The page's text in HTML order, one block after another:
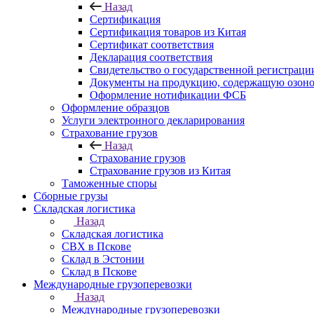
Назад
Сертификация
Сертификация товаров из Китая
Сертификат соответствия
Декларация соответствия
Свидетельство о государственной
Документы на продукцию, содержащую
Оформление нотификации ФСБ
Оформление образцов
Услуги электронного декларирования
Страхование грузов
Назад
Страхование грузов
Страхование грузов из Китая
Таможенные споры
Сборные грузы
Складская логистика
Назад
Складская логистика
СВХ в Пскове
Склад в Эстонии
Склад в Пскове
Международные грузоперевозки
Назад
Международные грузоперевозки